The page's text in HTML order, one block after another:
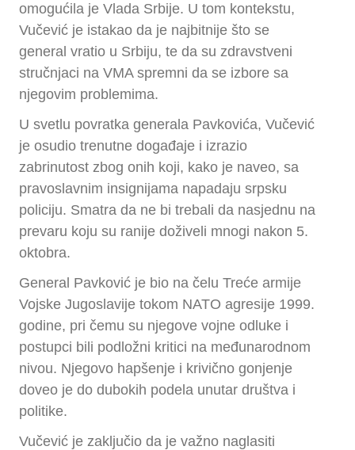
omogućila je Vlada Srbije. U tom kontekstu,
Vučević je istakao da je najbitnije što se
general vratio u Srbiju, te da su zdravstveni
stručnjaci na VMA spremni da se izbore sa
njegovim problemima.
U svetlu povratka generala Pavkovića, Vučević
je osudio trenutne događaje i izrazio
zabrinutost zbog onih koji, kako je naveo, sa
pravoslavnim insignijama napadaju srpsku
policiju. Smatra da ne bi trebali da nasjednu na
prevaru koju su ranije doživeli mnogi nakon 5.
oktobra.
General Pavković je bio na čelu Treće armije
Vojske Jugoslavije tokom NATO agresije 1999.
godine, pri čemu su njegove vojne odluke i
postupci bili podložni kritici na međunarodnom
nivou. Njegovo hapšenje i krivično gonjenje
doveo je do dubokih podela unutar društva i
politike.
Vučević je zaključio da je važno naglasiti